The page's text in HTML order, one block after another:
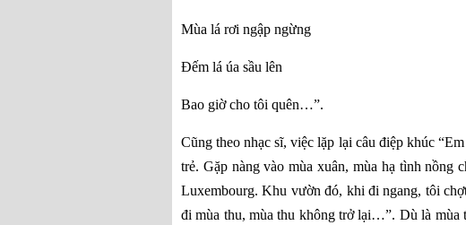
Mùa lá rơi ngập ngừng
Ðếm lá úa sầu lên
Bao giờ cho tôi quên…”.
Cũng theo nhạc sĩ, việc lặp lại câu điệp khúc
trẻ. Gặp nàng vào mùa xuân, mùa hạ tình nồng
Luxembourg. Khu vườn đó, khi đi ngang, tôi
đi mùa thu, mùa thu không trở lại…”. Dù là mùa